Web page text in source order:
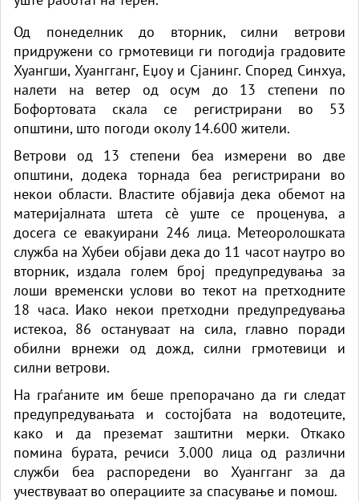
Од понеделник до вторник, силни ветрови
придружени со грмотевици ги погодија градовите
Хуангши, Хуангганг, Еџоу и Сјанинг. Според Синхуа,
налети на ветер од осум до 13 степени по
Бофортовата скала се регистрирани во 53
општини, што погоди околу 14.600 жители.
Ветрови од 13 степени беа измерени во две
општини, додека торнада беа регистрирани во
некои области. Властите објавија дека обемот на
материјалната штета сè уште се проценува, а
досега се евакуирани 246 лица. Метеоролошката
служба на Хубеи објави дека до 11 часот наутро во
вторник, издала голем број предупредувања за
лоши временски услови во текот на претходните
18 часа. Иако некои претходни предупредувања
истекоа, 86 остануваат на сила, главно поради
обилни врнежи од дожд, силни грмотевици и
силни ветрови.
На граѓаните им беше препорачано да ги следат
предупредувањата и состојбата на водотеците,
како и да преземат заштитни мерки. Откако
помина бурата, речиси 3.000 лица од различни
служби беа распоредени во Хуангганг за да
учествуваат во операциите за спасување и помош.